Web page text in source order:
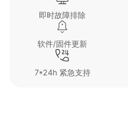
即时故障排除
软件/固件更新
7*24h 紧急支持